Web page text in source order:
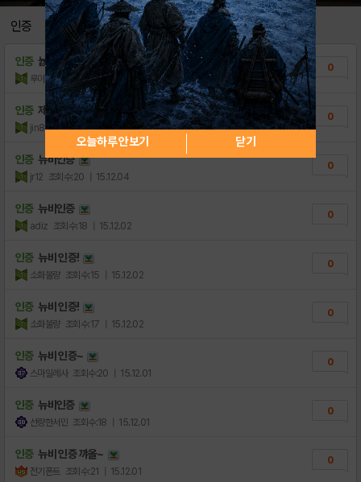
[게임소개] - 고스트 for Kakao
[고스트] 아이템 리스트-영웅
[고스트] 가챠 아이템 확률 가이드
[정보] 고스트 4성 캐릭터 출시 기념! 최상..
[정보] 고스트 기본 가이드 모음
인증
인증 늅늅 인증합니다
루아 조회수:24 | 15.12.06
0
인증 제 뉴비 인증
jin87 조회수:13 | 15.12.06
0
인증 뉴비인증
jr12 조회수:20 | 15.12.04
0
인증 뉴비인증
adiz 조회수:18 | 15.12.02
0
인증 뉴비 인증!
소화불량 조회수:15 | 15.12.02
0
인증 뉴비 인증!
소화불량 조회수:17 | 15.12.02
0
인증 뉴비 인증~
스마일레사 조회수:20 | 15.12.01
0
인증 뉴비인증
선량한서민 조회수:18 | 15.12.01
0
인증 뉴비 인증 꺄올~
전기폰트 조회수:21 | 15.12.01
0
오늘하루 안보기 닫기